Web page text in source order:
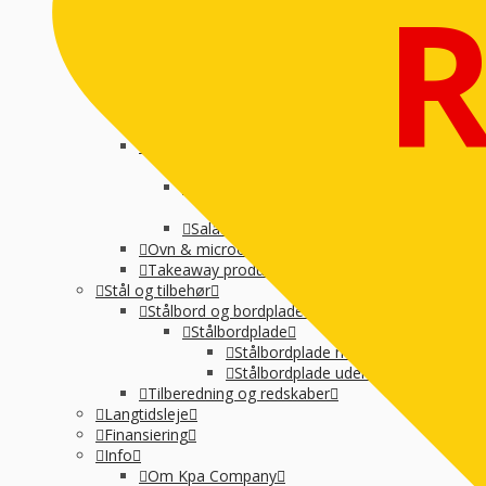
Varmelampe, varmeplade og varmeskab
Salatbar og Drop inn
Ovn & microovn
Takeaway produktion
Stål og tilbehør
Stålbord og bordplade
Stålbordplade
Stålbordplade med vanger
Stålbordplade uden vanger
Tilberedning og redskaber
Langtidsleje
Finansiering
Info
Om Kpa Company